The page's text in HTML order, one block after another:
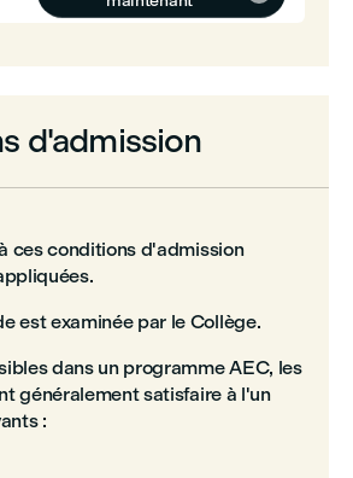
d'admission
ces conditions d'admission
est examinée par le Collège.
dans un programme AEC, les
généralement satisfaire à l'un
: